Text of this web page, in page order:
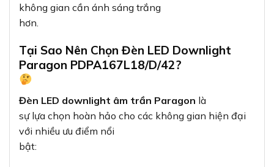
không gian cần ánh sáng trắng
hơn.
Tại Sao Nên Chọn Đèn LED Downlight
Paragon PDPA167L18/D/42?
Đèn LED downlight âm trần Paragon là
sự lựa chọn hoàn hảo cho các không gian hiện đại
với nhiều ưu điểm nổi
bật: